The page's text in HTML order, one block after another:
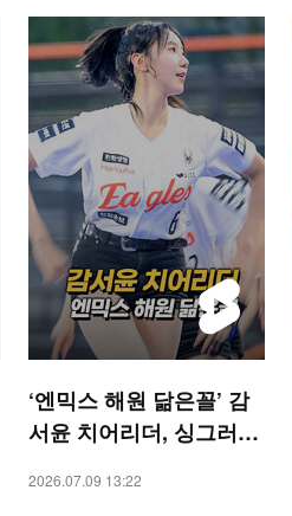
‘엔믹스 해원 닮은꼴’ 감
서윤 치어리더, 싱그러운
2026.07.09 13:22